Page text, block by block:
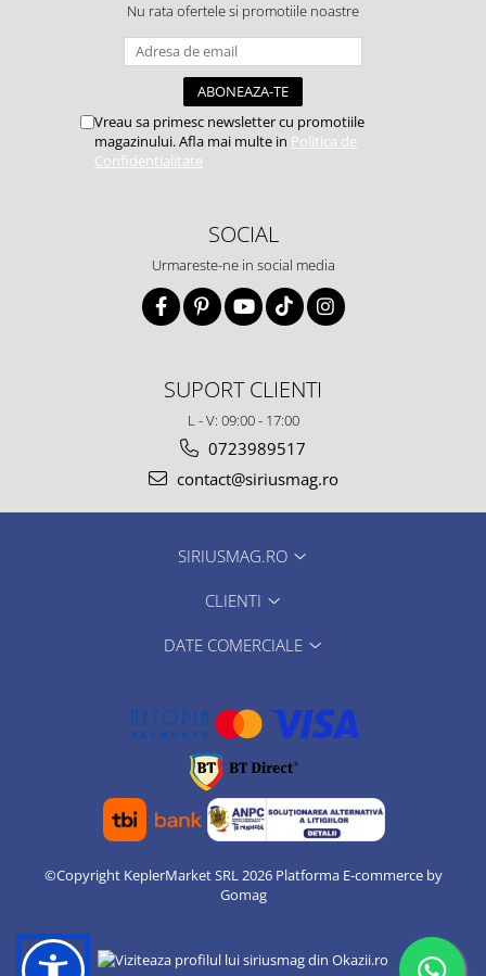
Nu rata ofertele si promotiile noastre
Vreau sa primesc newsletter cu promotiile
magazinului. Afla mai multe in Politica de
Confidentialitate
SOCIAL
Urmareste-ne in social media
SUPORT CLIENTI
L - V: 09:00 - 17:00
0723989517
contact@siriusmag.ro
SIRIUSMAG.RO
CLIENTI
DATE COMERCIALE
©Copyright KeplerMarket SRL 2026 Platforma E-commerce by
Gomag